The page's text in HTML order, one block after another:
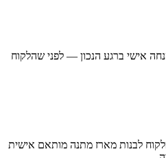
אישי ברגע הנכון — לפני שהלקוח
לבנות מארז מתנה מותאם אישית